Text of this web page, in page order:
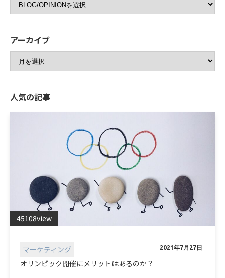
アーカイブ
人気の記事
45108view
マーケティング 2021年7月27日
オリンピック開催にメリットはあるのか？